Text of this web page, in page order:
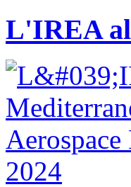
L'IREA al